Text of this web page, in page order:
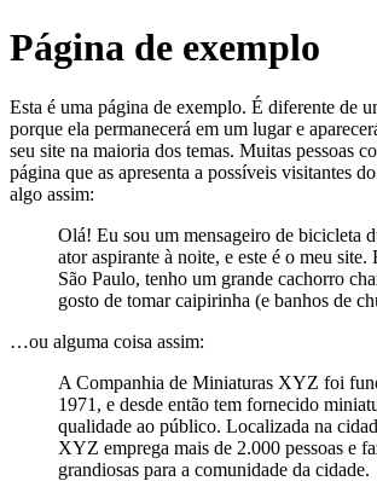
Página de exemplo
Esta é uma página de exemplo. É diferente de
porque ela permanecerá em um lugar e
seu site na maioria dos temas. Muitas pessoas
página que as apresenta a possíveis visitantes
algo assim:
Olá! Eu sou um mensageiro de bicicleta
ator aspirante à noite, e este é o meu site.
São Paulo, tenho um grande cachorro
gosto de tomar caipirinha (e banhos de
…ou alguma coisa assim:
A Companhia de Miniaturas XYZ foi
1971, e desde então tem fornecido
qualidade ao público. Localizada na
XYZ emprega mais de 2.000 pessoas e
grandiosas para a comunidade da cidade.